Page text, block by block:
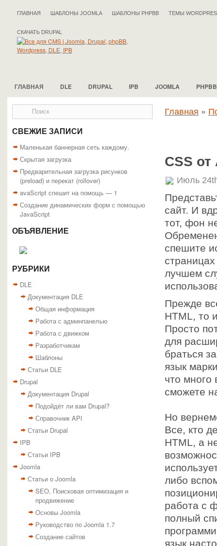
ГЛАВНАЯ ШАБЛОНЫ JOOMLA ШАБЛОНЫ PHPBB ТЕМЫ
СКАЧАТЬ DRUPAL
ГЛАВНАЯ DLE DRUPAL IPB JOOMLA PHPBB
СВЕЖИЕ ЗАПИСИ
Маленькая баннерная сеть каждому.
Скрытая загрузка
Предварительная загрузка рисунков
(preload) и перекат (rollover)
avaScript спешит на помощь — 1
Создание динамических форм с помощью
JavaScript
ОБЪЯВЛЕНИЕ
РУБРИКИ
DLE
Документация DLE
Общая информация
Работа с админпанелью
Работа с движком
Разработчикам
Шаблоны
Статьи DLE
Drupal
Документация Drupal
Подойдёт ли вам Drupal?
Справочник API
Статьи Drupal
IPB
Статьи IPB
Joomla
Статьи о Joomla
SEO, Поисковая оптимизация и
продвижение
Основы Joomla
Руководство по Joomla 1.7
Создание сайтов
Главная »
CSS
Июль
сайт. И
тот, фон
спешите
лучшем
Прежде
HTML, то
Просто
для
браться
язык
что много
сможете
Но
Все, кто
HTML, а
либо
работа с
полный
язык